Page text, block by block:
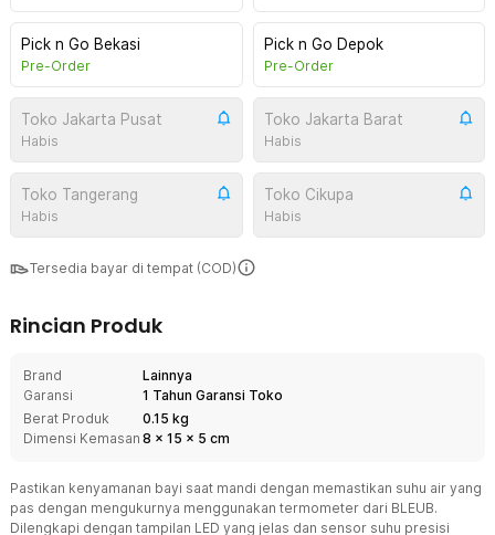
Pick n Go Bekasi
Pre-Order
Pick n Go Depok
Pre-Order
Toko Jakarta Pusat
Habis
Toko Jakarta Barat
Habis
Toko Tangerang
Habis
Toko Cikupa
Habis
Tersedia bayar di tempat (COD)
Rincian Produk
Brand
Lainnya
Garansi
1 Tahun Garansi Toko
Berat Produk
0.15 kg
Dimensi Kemasan 8 x 15 x 5 cm
Pastikan kenyamanan bayi saat mandi dengan memastikan suhu air yang
pas dengan mengukurnya menggunakan termometer dari BLEUB.
Dilengkapi dengan tampilan LED yang jelas dan sensor suhu presisi